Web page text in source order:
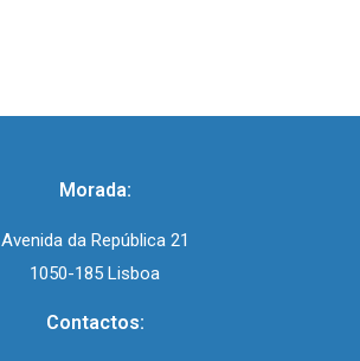
Morada:
Avenida da República 21
1050-185 Lisboa
Contactos: